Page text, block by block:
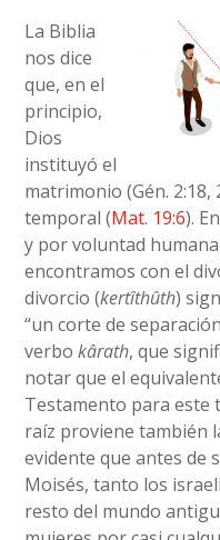
La Biblia
nos dice
que, en el
principio,
Dios
instituyó el
matrimonio (Gén.
temporal (Mat. 19:6).
y por voluntad
encontramos con el
divorcio (kertîthûth)
“un corte de
verbokârath, que
notar que el
Testamento para este
raíz proviene también
evidente que antes de
Moisés, tanto los
resto del mundo